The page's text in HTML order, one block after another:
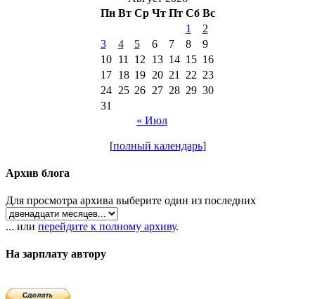
Пн Вт Ср Чт Пт Сб Вс
1
2
3
4 5 6 7 8
9
10
11 12 13 14 15 16
17
18 19 20 21 22 23
24
25 26 27 28 29 30
31
« Июл
[полный календарь]
Архив блога
Для просмотра архива выберите один из последних
... или перейдите к полному архиву.
На зарплату автору